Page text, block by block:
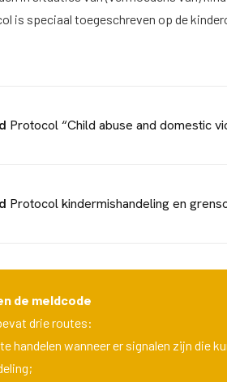
is speciaal toegeschreven op de
Protocol “Child abuse and domestic
Protocol kindermishandeling en
de meldcode
drie routes:
handelen wanneer er signalen zijn die